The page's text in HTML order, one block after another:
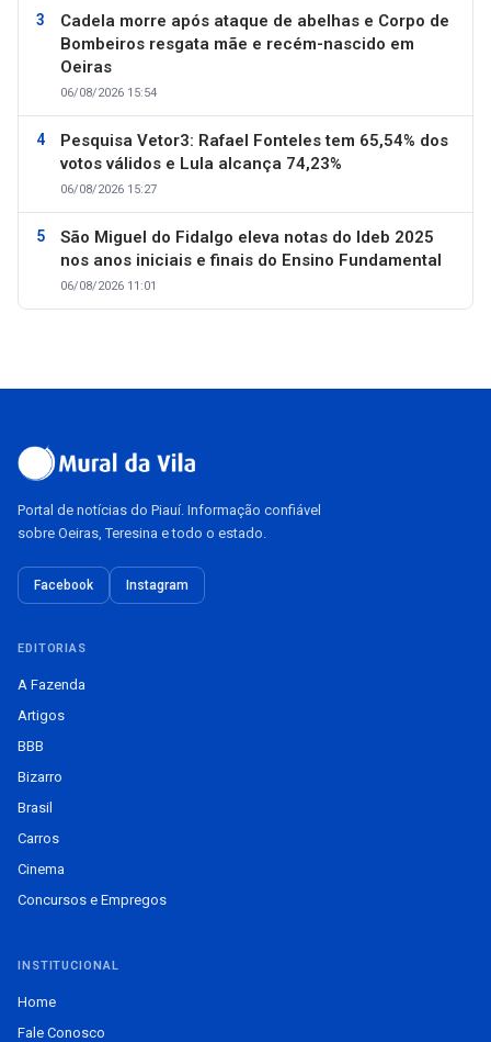
Cadela morre após ataque de abelhas e Corpo de
Bombeiros resgata mãe e recém-nascido em
Oeiras
06/08/2026 15:54
Pesquisa Vetor3: Rafael Fonteles tem 65,54% dos
votos válidos e Lula alcança 74,23%
06/08/2026 15:27
São Miguel do Fidalgo eleva notas do Ideb 2025
nos anos iniciais e finais do Ensino Fundamental
06/08/2026 11:01
Portal de notícias do Piauí. Informação confiável
sobre Oeiras, Teresina e todo o estado.
Facebook Instagram
EDITORIAS
A Fazenda
Artigos
BBB
Bizarro
Brasil
Carros
Cinema
Concursos e Empregos
INSTITUCIONAL
Home
Fale Conosco